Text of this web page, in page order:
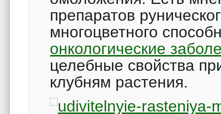
препаратов
многоцветного
онкологические
целебные свойства
клубням растения.